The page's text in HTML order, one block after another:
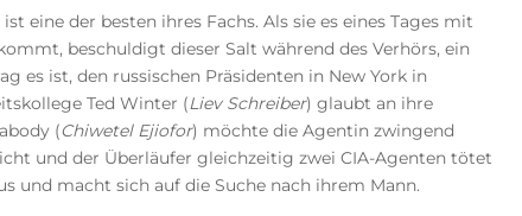
ist eine der besten ihres Fachs. Als sie es eines Tages mit
beschuldigt dieser Salt während des Verhörs, ein
es ist, den russischen Präsidenten in New York in
Ted Winter (Liev Schreiber) glaubt an ihre
(Chiwetel Ejiofor) möchte die Agentin zwingend
und der Überläufer gleichzeitig zwei CIA-Agenten tötet
und macht sich auf die Suche nach ihrem Mann.